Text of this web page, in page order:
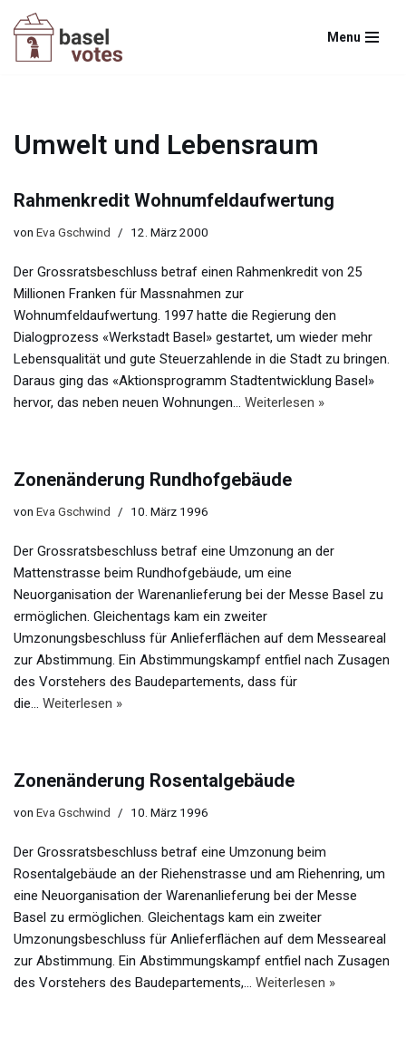
Zum
Menu
Umwelt und Lebensraum
Rahmenkredit Wohnumfeldaufwertung
von Eva Gschwind 12. März 2000
Der Grossratsbeschluss betraf einen Rahmenkredit von 25
Millionen Franken für Massnahmen zur
Wohnumfeldaufwertung. 1997 hatte die Regierung den
Dialogprozess «Werkstadt Basel» gestartet, um wieder mehr
Lebensqualität und gute Steuerzahlende in die Stadt zu bringen.
Daraus ging das «Aktionsprogramm Stadtentwicklung Basel»
hervor, das neben neuen Wohnungen… Weiterlesen »
Zonenänderung Rundhofgebäude
von Eva Gschwind 10. März 1996
Der Grossratsbeschluss betraf eine Umzonung an der
Mattenstrasse beim Rundhofgebäude, um eine
Neuorganisation der Warenanlieferung bei der Messe Basel zu
ermöglichen. Gleichentags kam ein zweiter
Umzonungsbeschluss für Anlieferflächen auf dem Messeareal
zur Abstimmung. Ein Abstimmungskampf entfiel nach Zusagen
des Vorstehers des Baudepartements, dass für
die… Weiterlesen »
Zonenänderung Rosentalgebäude
von Eva Gschwind 10. März 1996
Der Grossratsbeschluss betraf eine Umzonung beim
Rosentalgebäude an der Riehenstrasse und am Riehenring, um
eine Neuorganisation der Warenanlieferung bei der Messe
Basel zu ermöglichen. Gleichentags kam ein zweiter
Umzonungsbeschluss für Anlieferflächen auf dem Messeareal
zur Abstimmung. Ein Abstimmungskampf entfiel nach Zusagen
des Vorstehers des Baudepartements,… Weiterlesen »